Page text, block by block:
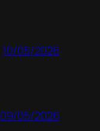
10/05/2026
09/05/2026